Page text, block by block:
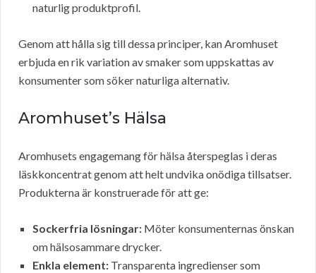
naturlig produktprofil.
Genom att hålla sig till dessa principer, kan Aromhuset
erbjuda en rik variation av smaker som uppskattas av
konsumenter som söker naturliga alternativ.
Aromhuset’s Hälsa
Aromhusets engagemang för hälsa återspeglas i deras
läskkoncentrat genom att helt undvika onödiga tillsatser.
Produkterna är konstruerade för att ge:
Sockerfria lösningar: Möter konsumenternas önskan
om hälsosammare drycker.
Enkla element: Transparenta ingredienser som